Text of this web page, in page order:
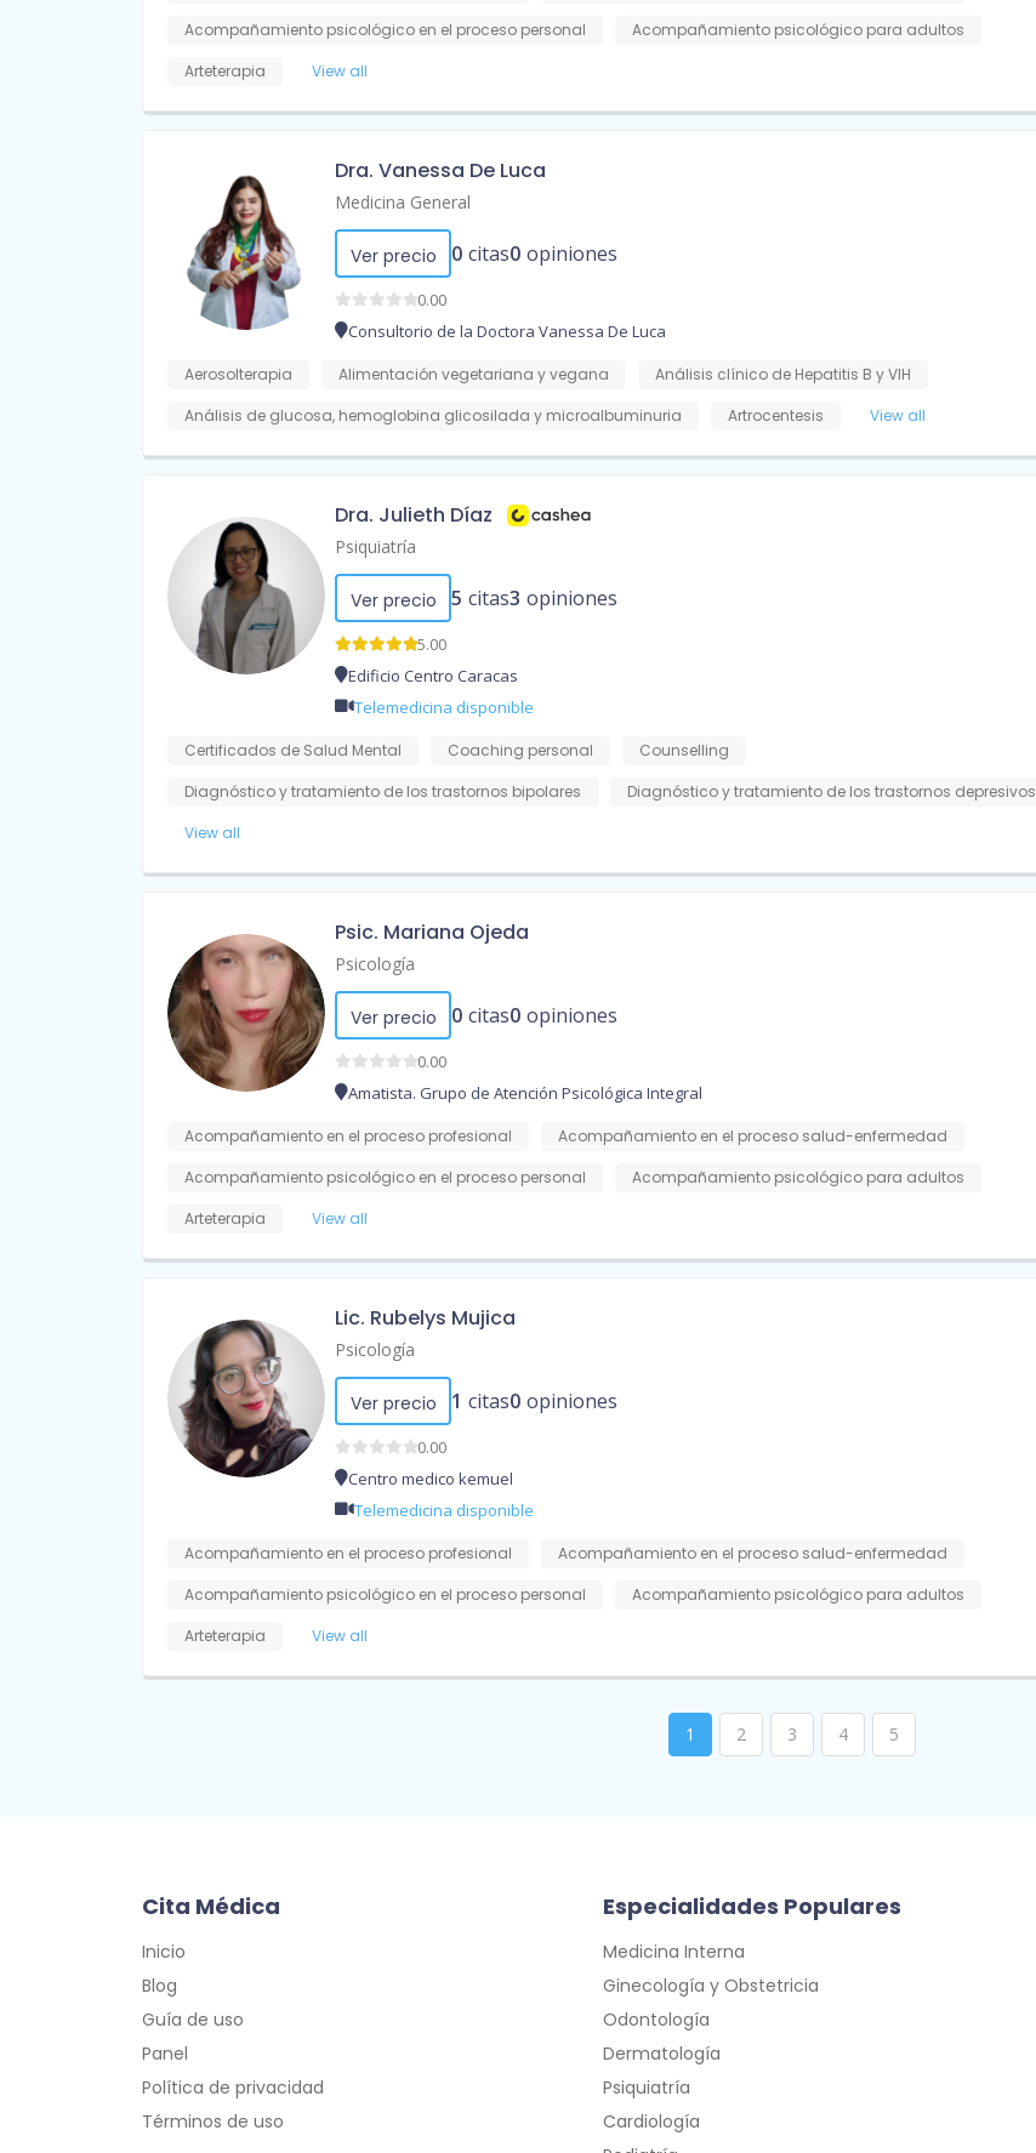
Acompañamiento psicológico en el proceso personal
Acompañamiento psicológico para adultos
Arteterapia
View all
Dra. Vanessa De Luca
Medicina General
Ver precio 0 citas0 opiniones
0.00
Consultorio de la Doctora Vanessa De Luca
Aerosolterapia Alimentación vegetariana y vegana
Análisis clínico de Hepatitis B y VIH
Análisis de glucosa, hemoglobina glicosilada y microalbuminuria
Artrocentesis View all
Dra. Julieth Díaz
Psiquiatría
Ver precio 5 citas3 opiniones
5.00
Edificio Centro Caracas
Telemedicina disponible
Certificados de Salud Mental Coaching personal
Counselling
Diagnóstico y tratamiento de los trastornos bipolares
Diagnóstico y tratamiento de los trastornos depresivos
View all
Psic. Mariana Ojeda
Psicología
Ver precio 0 citas0 opiniones
0.00
Amatista. Grupo de Atención Psicológica Integral
Acompañamiento en el proceso profesional
Acompañamiento en el proceso salud-enfermedad
Acompañamiento psicológico en el proceso personal
Acompañamiento psicológico para adultos
Arteterapia
View all
Lic. Rubelys Mujica
Psicología
Ver precio 1 citas0 opiniones
0.00
Centro medico kemuel
Telemedicina disponible
Acompañamiento en el proceso profesional
Acompañamiento en el proceso salud-enfermedad
Acompañamiento psicológico en el proceso personal
Acompañamiento psicológico para adultos
Arteterapia
View all
1 2 3 4 5
Cita Médica
Inicio
Blog
Guía de uso
Panel
Política de privacidad
Términos de uso
Especialidades Populares
Medicina Interna
Ginecología y Obstetricia
Odontología
Dermatología
Psiquiatría
Cardiología